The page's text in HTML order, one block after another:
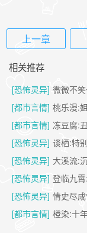
上一章
相关推荐
[恐怖灵异] 微微不
[都市言情] 桃乐漫:
[都市言情] 冻豆腐:
[恐怖灵异] 谈栖:特
[恐怖灵异] 大溪流:
[恐怖灵异] 登临九
[恐怖灵异] 情史尽
[都市言情] 橙染:十